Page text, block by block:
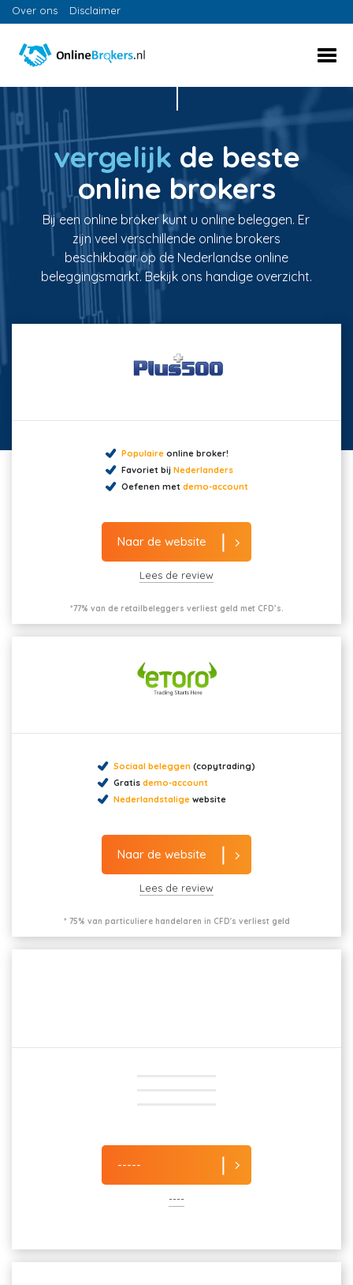
Over ons Disclaimer
vergelijk de beste
online brokers
Bij een online broker kunt u online beleggen. Er
zijn veel verschillende online brokers
beschikbaar op de Nederlandse online
beleggingsmarkt. Bekijk ons handige overzicht.
Populaireonline broker!
Favoriet bij Nederlanders
Oefenen met demo-account
Naar de website
Lees de review
*77% van de retailbeleggers verliest geld met CFD’s.
Sociaal beleggen (copytrading)
Gratis demo-account
Nederlandstalige website
Naar de website
Lees de review
* 75% van particuliere handelaren in CFD's verliest geld
-----
----